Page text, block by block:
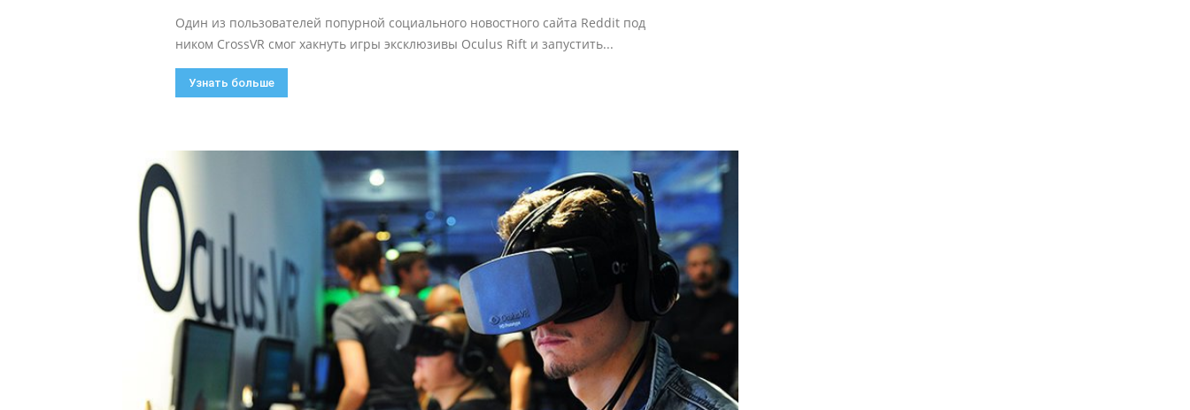
Один из пользователей попурной социального новостного сайта Reddit под
ником CrossVR смог хакнуть игры эксклюзивы Oculus Rift и запустить...
Узнать больше